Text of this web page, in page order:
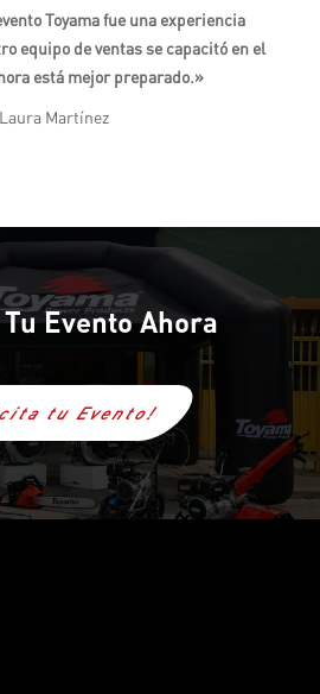
Toyama fue una experiencia
equipo de ventas se capacitó en el
está mejor preparado.»
Laura Martínez
Evento Ahora
tu Evento!